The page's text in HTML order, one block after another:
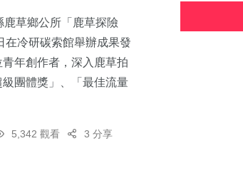
鹿草鄉公所「鹿草探險
在冷研碳索館舉辦成果發
年創作者，深入鹿草拍
團體獎」、「最佳流量
5,342 觀看 3 分享